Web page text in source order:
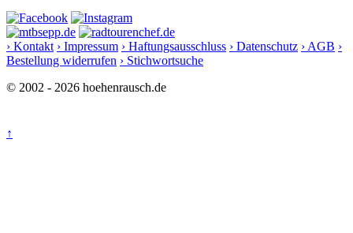
› Kontakt › Impressum › Haftungsausschluss › Datenschutz › AGB ›
Bestellung widerrufen › Stichwortsuche
© 2002 - 2026 hoehenrausch.de
↑